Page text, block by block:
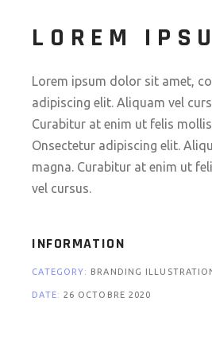
LOREM
Lorem ipsum dolor sit amet,
adipiscing elit. Aliquam vel
Curabitur at enim ut felis
Onsectetur adipiscing elit.
magna. Curabitur at enim ut
vel cursus.
INFORMATION
CATEGORY: BRANDING
DATE: 26 OCTOBRE 2020